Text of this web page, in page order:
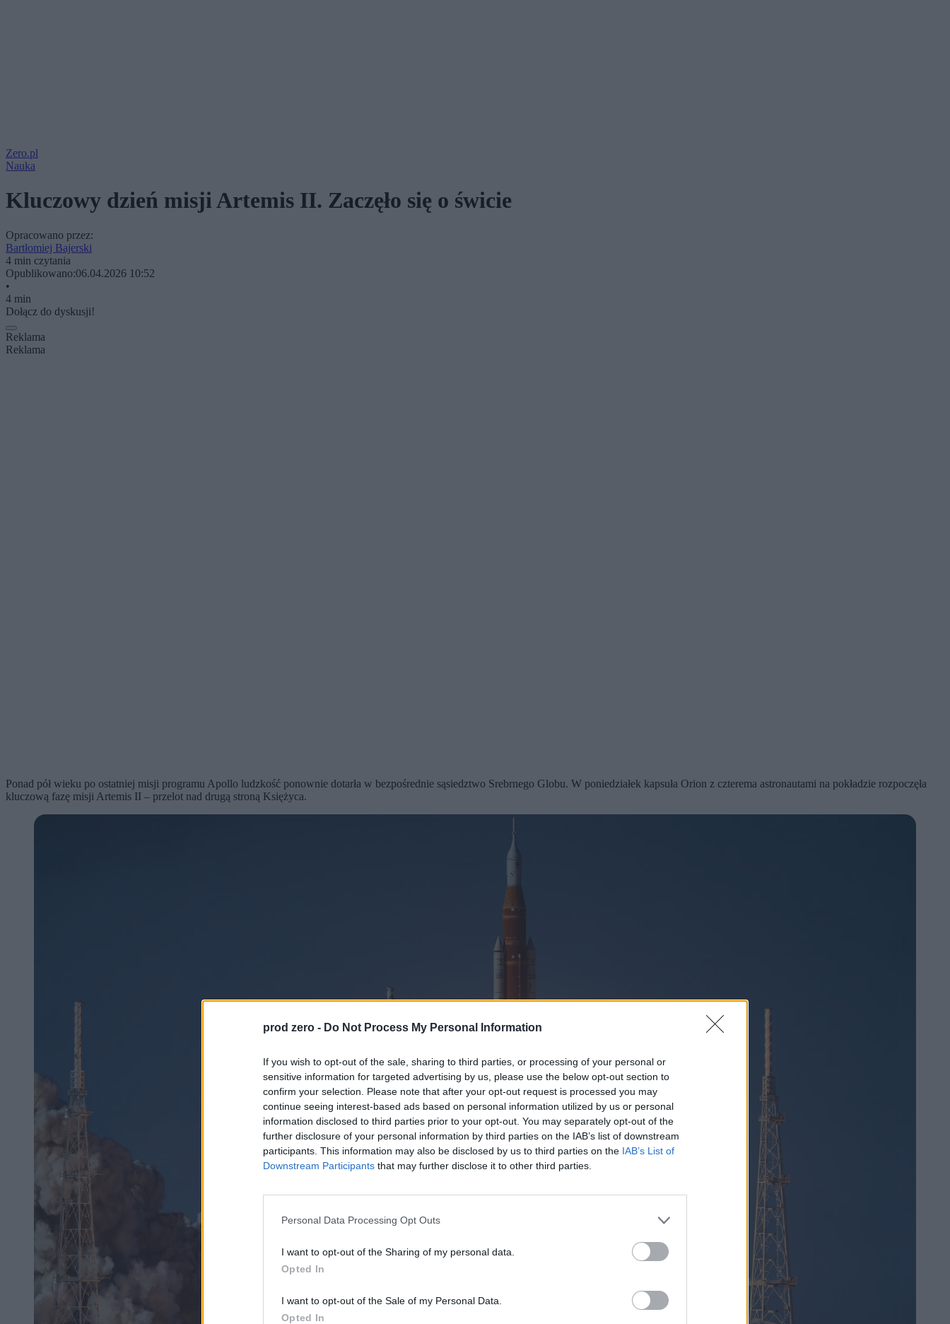
prod zero - Do Not Process My Personal Information
If you wish to opt-out of the sale, sharing to third parties, or processing of your personal or
sensitive information for targeted advertising by us, please use the below opt-out section to
confirm your selection. Please note that after your opt-out request is processed you may
continue seeing interest-based ads based on personal information utilized by us or personal
information disclosed to third parties prior to your opt-out. You may separately opt-out of the
further disclosure of your personal information by third parties on the IAB’s list of downstream
participants. This information may also be disclosed by us to third parties on the IAB’s List of
Downstream Participants that may further disclose it to other third parties.
Personal Data Processing Opt Outs
I want to opt-out of the Sharing of my personal data.
Opted In
I want to opt-out of the Sale of my Personal Data.
Opted In
Zero.pl
Nauka
Kluczowy dzień misji Artemis II. Zaczęło się o świcie
Opracowano przez:
Bartłomiej Bajerski
4 min czytania
Opublikowano:06.04.2026 10:52
•
4 min
Dołącz do dyskusji!
Reklama
Reklama
Ponad pół wieku po ostatniej misji programu Apollo ludzkość ponownie dotarła w bezpośrednie sąsiedztwo Srebrnego Globu. W poniedziałek kapsuła Orion z czterema astronautami na pokładzie rozpoczęła
kluczową fazę misji Artemis II – przelot nad drugą stroną Księżyca.